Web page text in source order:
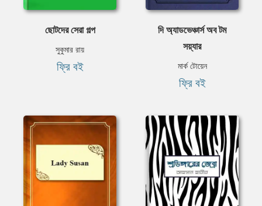
ছোটদের সেরা গল্প
সুকুমার রায়
ফ্রি বই
দি অ্যাডভেঞ্চার্স অব টম
সয়্যার
মার্ক টোয়েন
ফ্রি বই